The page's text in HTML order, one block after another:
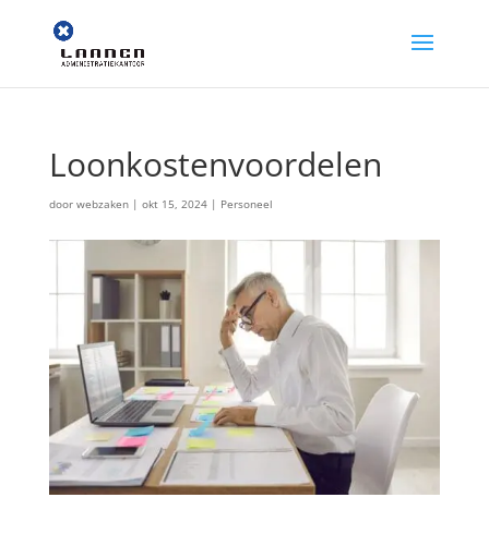
Loonkostenvoordelen
door webzaken| okt 15, 2024| Personeel